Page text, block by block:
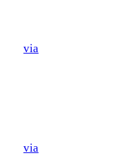
via
via